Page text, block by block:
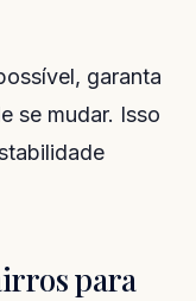
garanta
se mudar. Isso
para